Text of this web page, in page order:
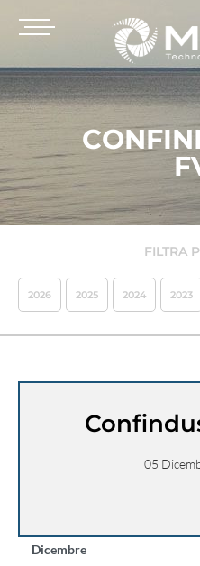
FILTRA
2026 2025 2024 2023
05
Dicembre